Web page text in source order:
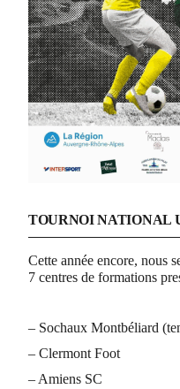
TOURNOI NATIONAL
Cette année encore, nous
7 centres de formations
– Sochaux Montbéliard
– Clermont Foot
– Amiens SC